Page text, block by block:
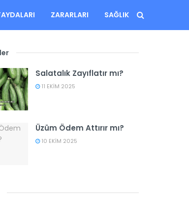
ZARARLARI SAĞLIK
Salatalık Zayıflatır mı?
11 EKIM 2025
Üzüm Ödem Attırır mı?
10 EKIM 2025